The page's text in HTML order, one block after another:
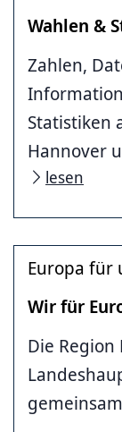
Wahlen &
Zahlen,
Statistiken
Hannover
lesen
Europa für
Wir für
Die